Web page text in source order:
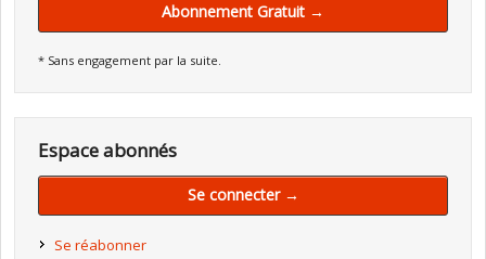
Abonnement Gratuit →
* Sans engagement par la suite.
Espace abonnés
Se connecter →
Se réabonner